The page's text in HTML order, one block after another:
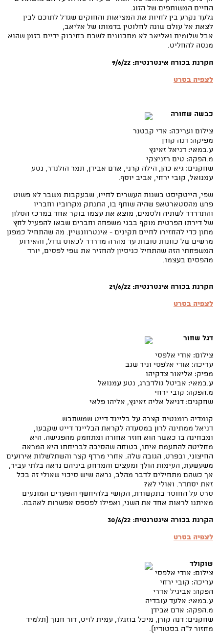
החיים המשותפים של הזוג.
גלעד נקרע בין לחיות את המציאות והחוקים שגדל לתוכם לבין
לצאת אל עולם שונה לחלוטין בדמותו של אליאב,
אבל שלומית ואליאב לא מתכוונים לשבת בחיבוק ידיים בזמן שהוא
מנסה להחליט.
הקרנת בכורה אינטרנטית: 9/6/22
לצפיה בסרט
כבשה שחורה
צילום ועריכה: אדי קבטנר
מפיקה: דנה קורן
ע.במאי: דניאל זאינץ
מ.הפקה: טים רזניצקי
שחקנים: גיא כהן, הילה קרני, אדם אבידן, תמר הולנדר, נטע
עמנואל, קובי ירחי, אביב יוסף.
שפי, הייטקיסט בשנות העשרים לחייו, שבעקבות משבר לא פשוט
פרש מהסטארטאפ שהיה שותף בו, התנתק מקרוביו וחבריו
והתדרדר לשתיה ולסמים, מוצא את עצמו בוקר אחד במרכז הסלון
של דירתו הפרטית מוקף בבני משפחה וחברים שבאו להפעיל לחץ
מתון כדי להחזירו לחיים תקינים - אינטרוונשיין. מה שהתחיל כמפגן
מרשים של כוונות טובות עד מהרה מדרדר לכאוס גדול, והאירוע
המשפחתי הזה שהתחיל כניסיון להחזיר את שפי לפסים, יורד
מהפסים בעצמו.
הקרנת בכורה אינטרנטית: 21/6/22
לצפיה בסרט
דגל שחור
צילום: אודי אלפסי
עריכה: אודי אלפסי וניר שגב
מפיק: אליאור צדקיהו
ע.במאי: אביטל גולדברג, נטע עמנואל
מ.הפקה: קובי ירחי
שחקנים: דניאל אליה זאינץ, אליהו פלאי
קומדיה רומנטית קצרה על בליינד דייט שמשתבש.
דניאל ממתינה לרון במסעדה לקראת הבליינד דייט שקבעו,
ומבחינה בו כאשר הוא חוזר אחורה ומתחמק מהפגישה. היא
מחליטה להתעמת איתו, בטוחה שהסיבה לבריחתו היא המראה
החיצוני, ובפרט, הגובה שלה. אחרי מרדף קצר והשתלשלות אירועים
משעשעת, העימות הולך ומעצים והמרחק ביניהם נראה בלתי עביר,
אך כשהם מתחילים לדבר מהלב, נראה שיש סיכוי שאולי זה בכל
זאת יסתדר. ואולי לא?
סרט על החוסר בתקשורת, הקושי בלהיחשף והפערים המונעים
מאיתנו לראות אחד את השני, ואפילו לפספס אפשרות לאהבה.
הקרנת בכורה אינטרנטית: 30/6/22
לצפיה בסרט
שוקולד
צילום: אודי אלפסי
עריכה: קובי ירחי
הפקה: אביגיל אדרי
ע.במאי: אלעד עובדיה
מ.הפקה: אדם אבידן
שחקנים: דנה קורן, מיכל בוזגלו, עמית לויט, דור חנוך (תלמיד
מחזור ל"ה בסטודיו).